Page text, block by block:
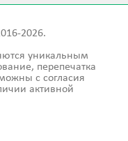
2026.
уникальным
перепечатка
с согласия
активной